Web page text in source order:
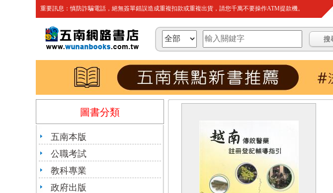
重要訊息：慎防詐騙電話，絕無簽單錯誤造成重複扣款或重複出貨，請您千萬不要操作ATM提款機。
圖書分類
五南本版
公職考試
教科專業
政府出版